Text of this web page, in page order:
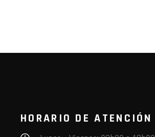
HORARIO DE ATENCIÓN